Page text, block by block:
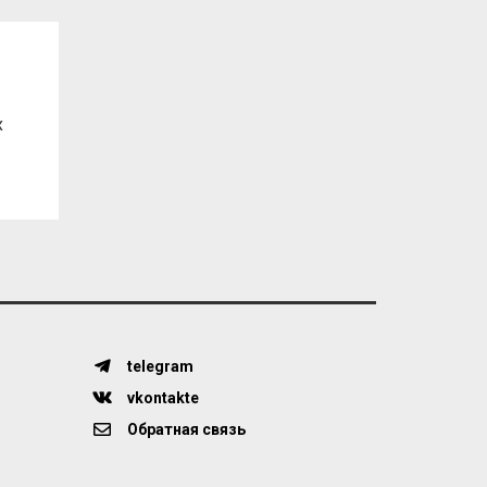
telegram
vkontakte
Обратная связь